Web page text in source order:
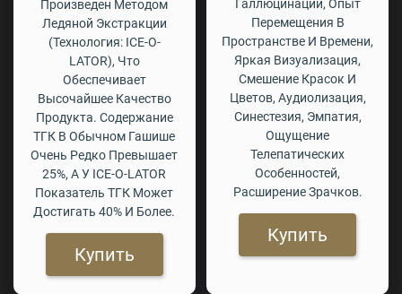
Произведен Методом
Ледяной Экстракции
(технология: ICE-O-
LATOR), Что
Обеспечивает
Высочайшее Качество
Продукта. Содержание
ТГК В Обычном Гашише
Очень Редко Превышает
25%, А У ICE-O-LATOR
Показатель ТГК Может
Достигать 40% И Более.
Купить
Галлюцинации, Опыт
Перемещения В
Пространстве И Времени,
Яркая Визуализация,
Смешение Красок И
Цветов, Аудиолизация,
Синестезия, Эмпатия,
Ощущение
Телепатических
Особенностей,
Расширение Зрачков.
Купить